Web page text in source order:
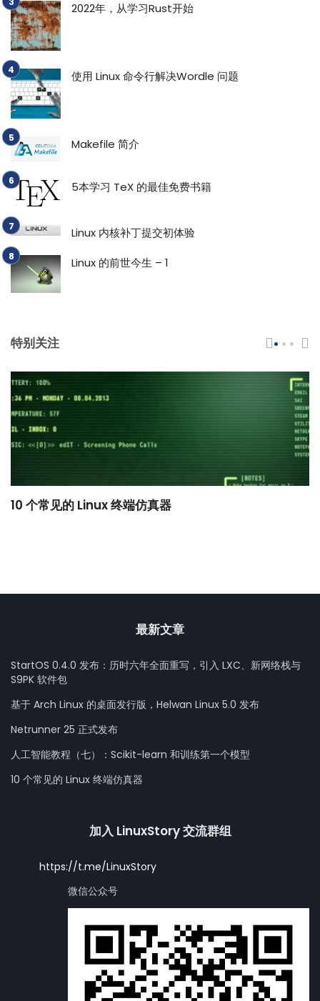
2022年，从学习Rust开始
使用 Linux 命令行解决Wordle 问题
Makefile 简介
5本学习 TeX 的最佳免费书籍
Linux 内核补丁提交初体验
Linux 的前世今生 – 1
特别关注
10 个常见的 Linux 终端仿真器
最新文章
StartOS 0.4.0 发布：历时六年全面重写，引入 LXC、新网络栈与
S9PK 软件包
基于 Arch Linux 的桌面发行版，Helwan Linux 5.0 发布
Netrunner 25 正式发布
人工智能教程（七）：Scikit-learn 和训练第一个模型
10 个常见的 Linux 终端仿真器
加入 LinuxStory 交流群组
https://t.me/LinuxStory
微信公众号